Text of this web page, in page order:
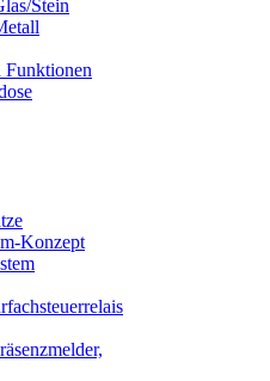
Stein
Funktionen
Konzept